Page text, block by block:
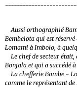
Aussi orthographié
Bembelota qui est
Lomami à Imbolo, à
Le chef de secteur était,
Bonjala et qui a succédé
La chefferie Bambe -
comme le représentant